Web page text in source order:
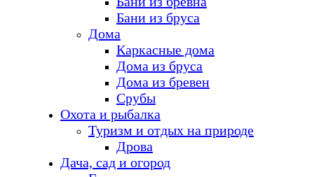
Бани из бруса
Дома
Каркасные дома
Дома из бруса
Дома из бревен
Срубы
Охота и рыбалка
Туризм и отдых на природе
Дрова
Дача, сад и огород